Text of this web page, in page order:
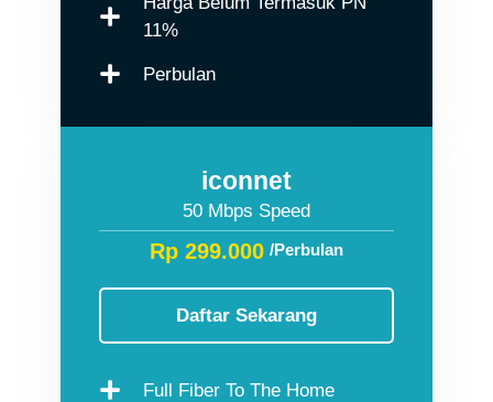
11%
Perbulan
iconnet
50 Mbps Speed
Rp 299.000 /Perbulan
Daftar Sekarang
Full Fiber To The Home